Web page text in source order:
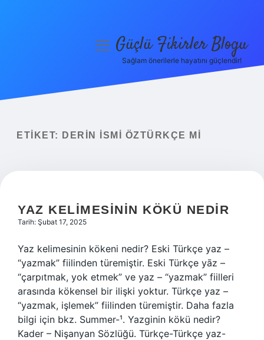
Yasal Uyarı
menüyüGüçlü Fikirler Blogu
Sağlam önerilerle hayatını güçlendir!
ETIKET: DERIN ISMI ÖZTÜRKÇE MI
YAZ KELIMESININ KÖKÜ NEDIR
Tarih: Şubat 17, 2025
Yaz kelimesinin kökeni nedir? Eski Türkçe yaz –
“yazmak” fiilinden türemiştir. Eski Türkçe yāz –
“çarpıtmak, yok etmek” ve yaz – “yazmak” fiilleri
arasında kökensel bir ilişki yoktur. Türkçe yaz –
“yazmak, işlemek” fiilinden türemiştir. Daha fazla
bilgi için bkz. Summer-¹. Yazginin kökü nedir?
Kader – Nişanyan Sözlüğü. Türkçe-Türkçe yaz-